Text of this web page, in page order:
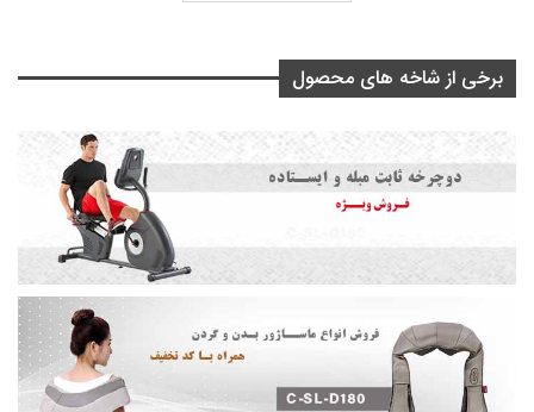
برخی از شاخه های محصول